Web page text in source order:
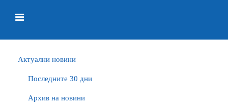
Актуални новини
Последните 30 дни
Архив на новини